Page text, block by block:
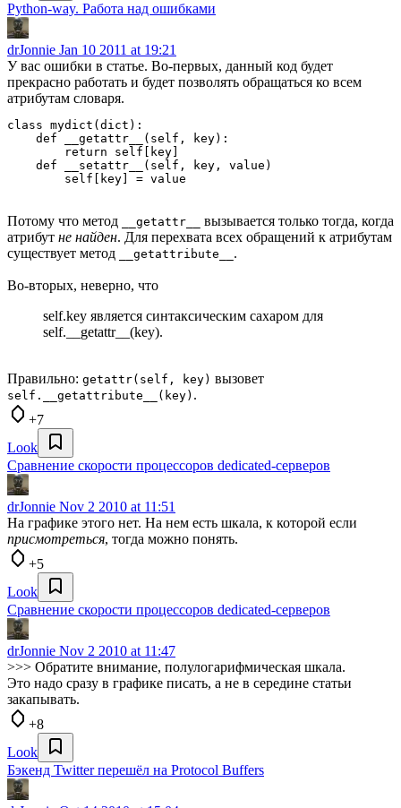
Python-way. Работа над ошибками
drJonnie Jan 10 2011 at 19:21
У вас ошибки в статье. Во-первых, данный код будет
прекрасно работать и будет позволять обращаться ко всем
атрибутам словаря.
class mydict(dict):
    def __getattr__(self, key):
        return self[key]
    def __setattr__(self, key, value)
Потому что метод __getattr__
вызывается только тогда, когда
атрибут не найден. Для перехвата всех обращений к атрибутам
существует метод
__getattribute__ .
Во-вторых, неверно, что
self.key является синтаксическим сахаром для
self.__getattr__(key).
Правильно: getattr(self, key) вызовет
self.__getattribute__(key) .
+7
Look
Сравнение скорости процессоров dedicated-серверов
drJonnie Nov 2 2010 at 11:51
На графике этого нет. На нем есть шкала, к которой если
присмотреться, тогда можно понять.
+5
Look
Сравнение скорости процессоров dedicated-серверов
drJonnie Nov 2 2010 at 11:47
>>> Обратите внимание, полулогарифмическая шкала.
Это надо сразу в графике писать, а не в середине статьи
закапывать.
+8
Look
Бэкенд Twitter перешёл на Protocol Buffers